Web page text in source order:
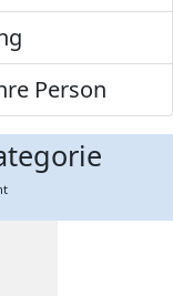
Person